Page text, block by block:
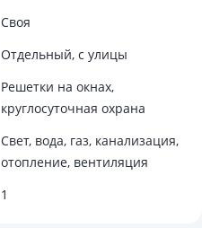
Своя
Отдельный, с улицы
Решетки на окнах,
круглосуточная охрана
Свет, вода, газ, канализация,
отопление, вентиляция
1